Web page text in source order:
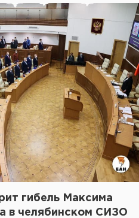
гибель Максима
в челябинском СИЗО